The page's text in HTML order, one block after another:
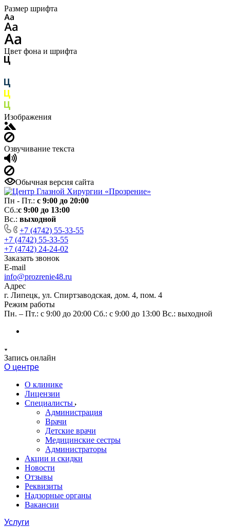
Размер шрифта
Цвет фона и шрифта
Изображения
Озвучивание текста
Обычная версия сайта
Пн - Пт.: с 9:00 до 20:00
Сб.:с 9:00 до 13:00
Вс.: выходной
+7 (4742) 55-33-55
+7 (4742) 55-33-55
+7 (4742) 24-24-02
Заказать звонок
E-mail
info@prozrenie48.ru
Адрес
г. Липецк, ул. Спиртзаводская, дом. 4, пом. 4
Режим работы
Пн. – Пт.: с 9:00 до 20:00 Сб.: с 9:00 до 13:00 Вс.: выходной
Запись онлайн
О центре
О клинике
Лицензии
Специалисты
Администрация
Врачи
Детские врачи
Медицинские сестры
Администраторы
Акции и скидки
Новости
Отзывы
Реквизиты
Надзорные органы
Вакансии
Услуги